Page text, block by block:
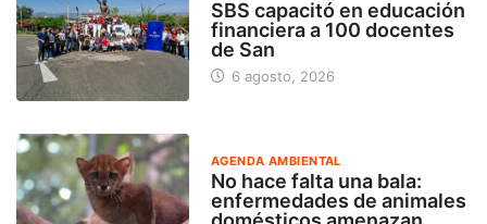
SBS capacitó en educación
financiera a 100 docentes
de San
6 agosto, 2026
AGENDA AMBIENTAL
No hace falta una bala:
enfermedades de animales